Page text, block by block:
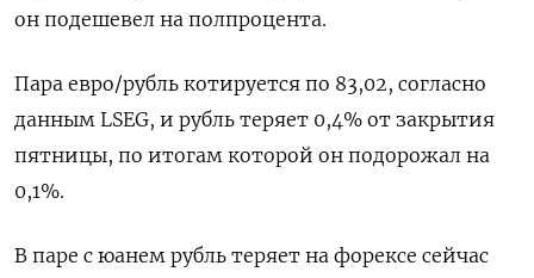
он подешевел на ​полпроцента.
Пара евро/рубль котируется по 83,02, согласно
данным LSEG, ​и рубль ⁠теряет 0,4% от закрытия
пятницы, по итогам которой он подорожал на
0,1%.
В паре с юанем ‌рубль теряет на форексе сейчас